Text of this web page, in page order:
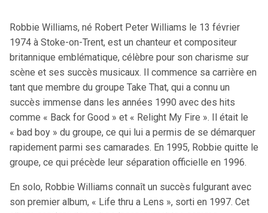
Robbie Williams, né Robert Peter Williams le 13 février
1974 à Stoke-on-Trent, est un chanteur et compositeur
britannique emblématique, célèbre pour son charisme sur
scène et ses succès musicaux. Il commence sa carrière en
tant que membre du groupe Take That, qui a connu un
succès immense dans les années 1990 avec des hits
comme « Back for Good » et « Relight My Fire ». Il était le
« bad boy » du groupe, ce qui lui a permis de se démarquer
rapidement parmi ses camarades. En 1995, Robbie quitte le
groupe, ce qui précède leur séparation officielle en 1996​.
En solo, Robbie Williams connaît un succès fulgurant avec
son premier album, « Life thru a Lens », sorti en 1997. Cet